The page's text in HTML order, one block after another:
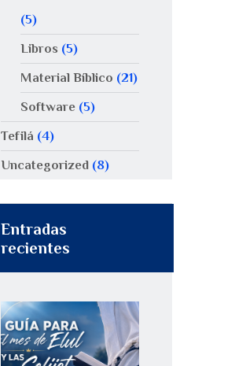
(5)
Libros (5)
Material Bíblico (21)
Software(5)
Tefilá (4)
Uncategorized (8)
Entradas
recientes